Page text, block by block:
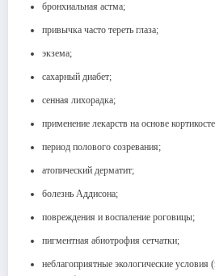
бронхиальная астма;
привычка часто тереть глаза;
экзема;
сахарный диабет;
сенная лихорадка;
применение лекарств на основе
период полового созревания;
атопический дерматит;
болезнь Аддисона;
повреждения и воспаление роговицы;
пигментная абиотрофия сетчатки;
неблагоприятные экологические условия